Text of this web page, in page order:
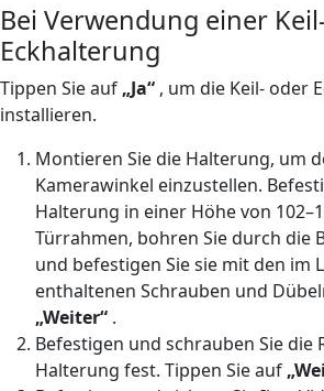
Bei Verwendung einer
Eckhalterung
Tippen Sie auf „Ja“ , um die Keil- oder
installieren.
Montieren Sie die Halterung, um
Kamerawinkel einzustellen.
Halterung in einer Höhe von
Türrahmen, bohren Sie durch die
und befestigen Sie sie mit den im
enthaltenen Schrauben und
„Weiter“ .
Befestigen und schrauben Sie die
Halterung fest. Tippen Sie auf